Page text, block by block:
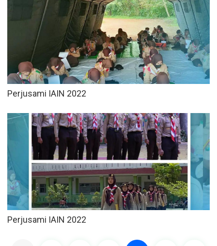
Perjusami IAIN 2022
Perjusami IAIN 2022